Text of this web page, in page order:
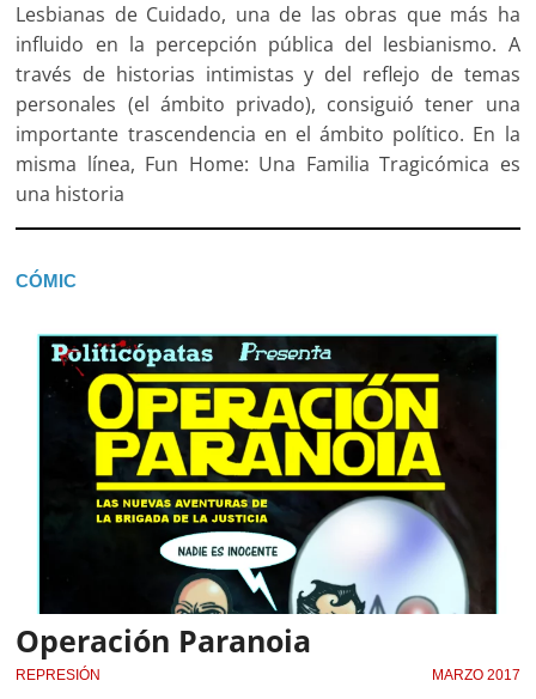
Lesbianas de Cuidado, una de las obras que más ha
influido en la percepción pública del lesbianismo. A
través de historias intimistas y del reflejo de temas
personales (el ámbito privado), consiguió tener una
importante trascendencia en el ámbito político. En la
misma línea, Fun Home: Una Familia Tragicómica es
una historia
CÓMIC
Operación Paranoia
REPRESIÓN MARZO 2017